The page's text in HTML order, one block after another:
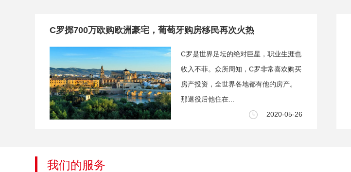
C罗掷700万欧购欧洲豪宅，葡萄牙购房移民再次火热
C罗是世界足坛的绝对巨星，职业生涯也
收入不菲。众所周知，C罗非常喜欢购买
房产投资，全世界各地都有他的房产。
那退役后他住在...
2020-05-26
我们的服务